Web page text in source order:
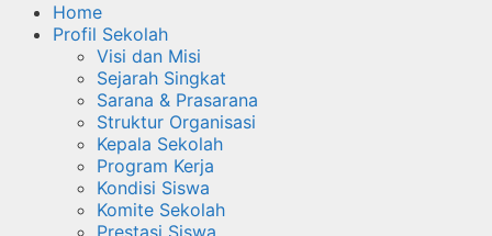
Home
Profil Sekolah
Visi dan Misi
Sejarah Singkat
Sarana & Prasarana
Struktur Organisasi
Kepala Sekolah
Program Kerja
Kondisi Siswa
Komite Sekolah
Prestasi Siswa